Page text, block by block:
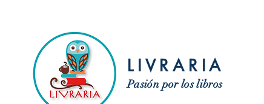
LIVRARIA
Pasión por los libros